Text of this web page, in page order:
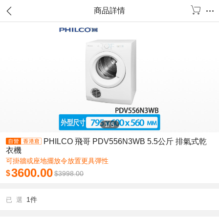
商品詳情
1/5
PHILCO 飛哥 PDV556N3WB 5.5公斤 排氣式乾
衣機
可掛牆或座地擺放令放置更具彈性
$3600.00$3998.00
已 選 1件